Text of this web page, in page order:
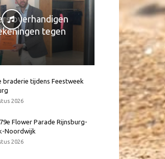
overhandigen
tegen
braderie tijdens Feestweek
2026
Flower Parade Rijnsburg-
Noordwijk
2026